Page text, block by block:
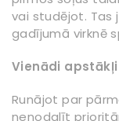
vai studējot. Tas
gadījumā virknē
Vienādi
Runājot par
nenodalīt